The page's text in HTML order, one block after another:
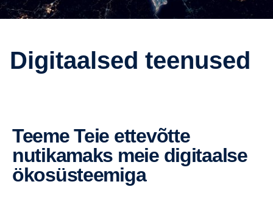
Digitaalsed teenused
Teeme Teie ettevõtte
nutikamaks meie digitaalse
ökosüsteemiga